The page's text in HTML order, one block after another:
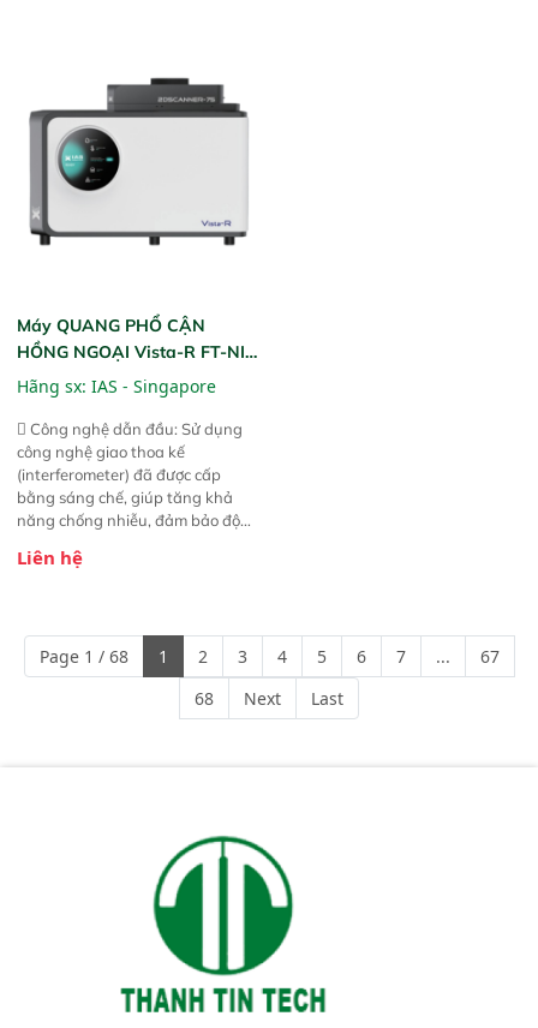
liệu để tăng chỉ số ROI cho doanh
nghiệp.
Máy QUANG PHỔ CẬN
HỒNG NGOẠI Vista-R FT-NIR
(Vista-R FT-NIR Analyzer)
Hãng sx: IAS - Singapore
 Công nghệ dẫn đầu: Sử dụng
công nghệ giao thoa kế
(interferometer) đã được cấp
bằng sáng chế, giúp tăng khả
năng chống nhiễu, đảm bảo độ
Phạm vi ứng dụng rộng: Đáp ứng
ngành công nghiệp khác nhau. 
Độ nhạy cao: Trang bị đầu dò
InGaAs độ nhạy cao, cung cấp
phản hồi phổ tuyến tính đầy đủ,
đảm bảo độ chính xác và khả
Liên hệ
Page 1 / 68 1 2 3 4 5 6 7 ...
67
68
Next Last